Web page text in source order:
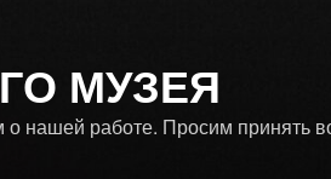
МУЗЕЯ
нашей работе. Просим принять